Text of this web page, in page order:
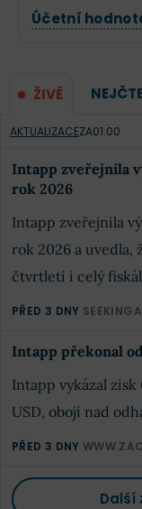
Účetní
ŽIVĚ
AKTUALIZACEZA01:00
Intapp zveřejnila
rok 2026
Intapp zveřejnila
rok 2026 a uvedla,
čtvrtletí i celý
PŘED 3 DNY
Intapp překonal
Intapp vykázal zisk
USD, obojí nad
PŘED 3 DNY
Další